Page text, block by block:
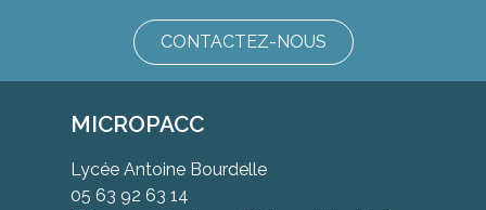
CONTACTEZ-NOUS
MICROPACC
Lycée Antoine Bourdelle
05 63 92 63 14